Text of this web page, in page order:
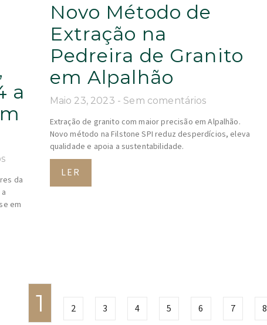
a
da
em
Novo Método de
Extração na
Pedreira de Granito
em Alpalhão
Maio 23, 2023 Sem comentários
Extração de granito com maior precisão em Alpalhão.
Novo método na Filstone SPI reduz desperdícios, eleva
qualidade e apoia a sustentabilidade.
LER
1 2 3 4 5 6 7 8